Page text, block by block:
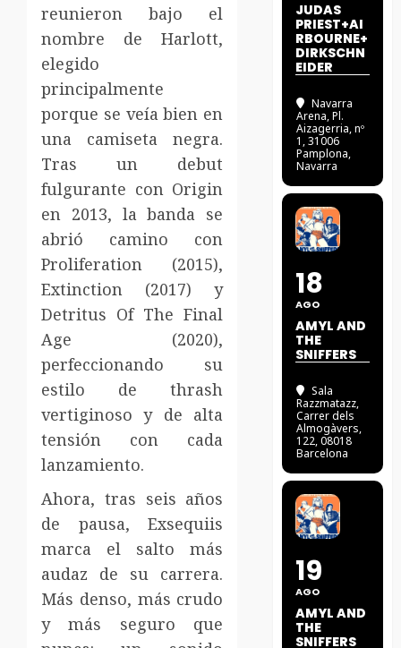
reunieron bajo el
nombre de Harlott,
elegido
principalmente
porque se veía bien en
una camiseta negra.
Tras un debut
fulgurante con Origin
en 2013, la banda se
abrió camino con
Proliferation (2015),
Extinction (2017) y
Detritus Of The Final
Age (2020),
perfeccionando su
estilo de thrash
vertiginoso y de alta
tensión con cada
lanzamiento.
Ahora, tras seis años
de pausa, Exsequiis
marca el salto más
audaz de su carrera.
Más denso, más crudo
y más seguro que
JUDAS
PRIEST+AI
RBOURNE+
DIRKSCHN
EIDER
Navarra
Arena, Pl.
Aizagerria, nº
1, 31006
Pamplona,
Navarra
18
AGO
AMYL AND
THE
SNIFFERS
Sala
Razzmatazz,
Carrer dels
Almogàvers,
122, 08018
Barcelona
19
AGO
AMYL AND
THE
SNIFFERS